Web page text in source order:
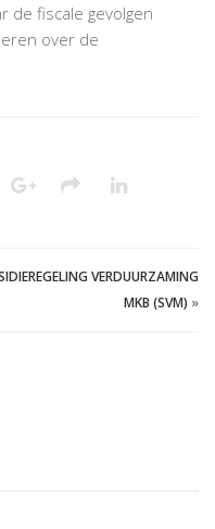
de fiscale gevolgen
over de
VERDUURZAMING
MKB (SVM) »